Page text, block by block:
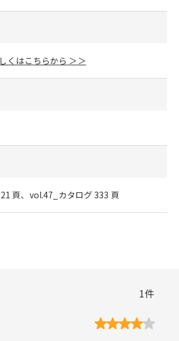
くはこちらから ＞＞
頁、vol.47_カタログ 333 頁
1件